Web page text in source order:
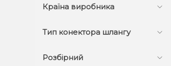
Країна виробника
Тип конектора шлангу
Розбірний